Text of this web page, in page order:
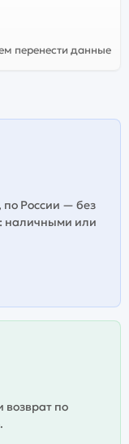
перенести данные
по России — без
наличными или
по